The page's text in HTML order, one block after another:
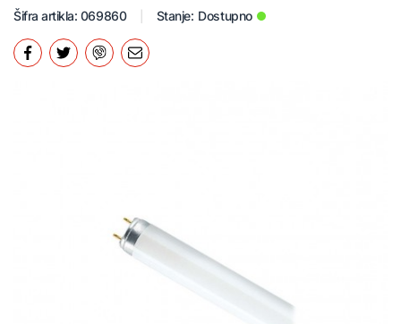
Šifra artikla: 069860 Stanje: Dostupno